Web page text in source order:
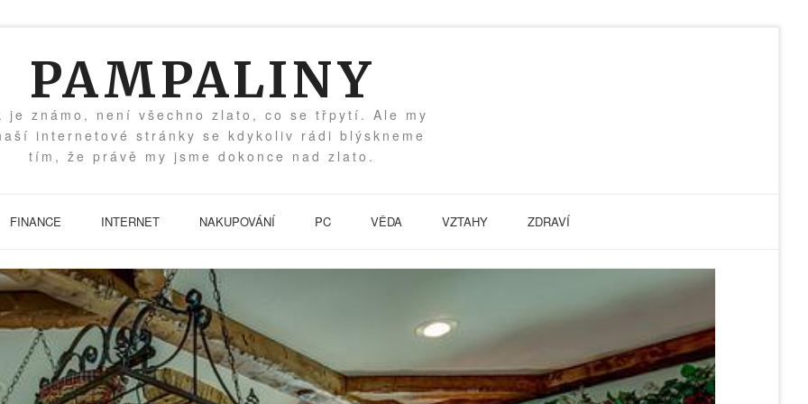
PAMPALINY
je známo, není všechno zlato, co se třpytí. Ale my
internetové stránky se kdykoliv rádi blýskneme
tím, že právě my jsme dokonce nad zlato.
FINANCE INTERNET NAKUPOVÁNÍ PC VĚDA VZTAHY ZDRAVÍ